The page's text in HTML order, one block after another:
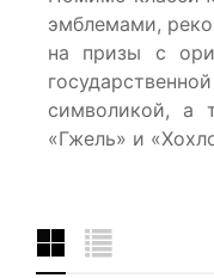
эмблемами,
на призы с
символикой, а
«Гжель» и